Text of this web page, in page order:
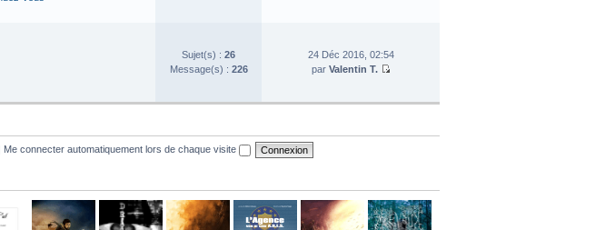
Sujet(s) : 26
Message(s) : 226
24 Déc 2016, 02:54
par Valentin T.
Me connecter automatiquement lors de chaque visite